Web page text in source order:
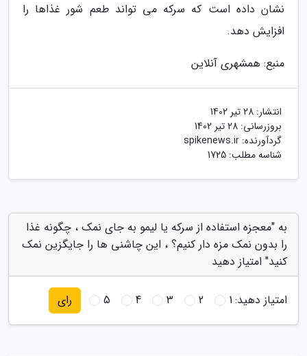
نشان داده است که سرکه می تواند طعم شور غذاها را
افزایش دهد.
منبع: همشهری آنلاین
انتشار: 28 تیر 1402
بروزرسانی: 28 تیر 1402
گردآورنده: spikenews.ir
شناسه مطلب: 1725
به "معجزه استفاده از سرکه یا لیمو به جای نمک ، چگونه غذا
را بدون نمک مزه دار کنیم؟ ، این چاشنی ها را جایگزین نمک
کنید" امتیاز دهید
امتیاز دهید:1
2
3
4
5 رای